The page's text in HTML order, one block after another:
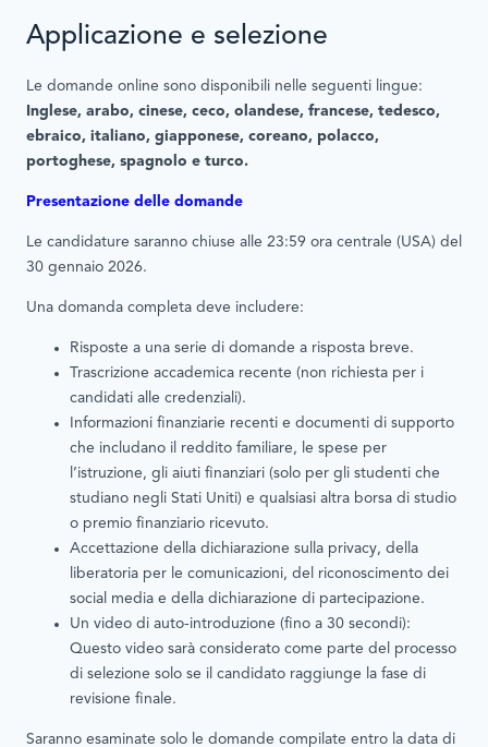
Applicazione e selezione
Le domande online sono disponibili nelle seguenti lingue:
Inglese, arabo, cinese, ceco, olandese, francese, tedesco,
ebraico, italiano, giapponese, coreano, polacco,
portoghese, spagnolo e turco.
Presentazione delle domande
Le candidature saranno chiuse alle 23:59 ora centrale (USA) del
30 gennaio 2026.
Una domanda completa deve includere:
Risposte a una serie di domande a risposta breve.
Trascrizione accademica recente (non richiesta per i
candidati alle credenziali).
Informazioni finanziarie recenti e documenti di supporto
che includano il reddito familiare, le spese per
l’istruzione, gli aiuti finanziari (solo per gli studenti che
studiano negli Stati Uniti) e qualsiasi altra borsa di studio
o premio finanziario ricevuto.
Accettazione della dichiarazione sulla privacy, della
liberatoria per le comunicazioni, del riconoscimento dei
social media e della dichiarazione di partecipazione.
Un video di auto-introduzione (fino a 30 secondi):
Questo video sarà considerato come parte del processo
di selezione solo se il candidato raggiunge la fase di
revisione finale.
Saranno esaminate solo le domande compilate entro la data di